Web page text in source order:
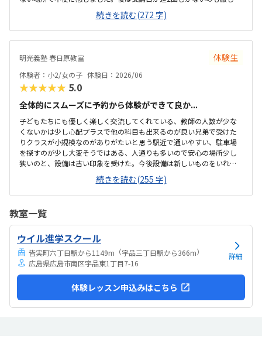
仕切りがあって集中しやすい環境かなと思いました。夜は学習塾なの
で先生の教え方もうまいと思いました。仕方ないとは思いますが、教
材費が高いなと思いました。授業料込みで12分割できたらいいなと思
いました。体験のパズルが楽しくやってました。
続きを読む(272 字)
明光義塾 春日原教室 体験生
体験者：小2/女の子 体験日：2026/06
★★★★★ 5.0
全体的にスムーズに予約から体験ができて良か...
子どもたちにも優しく楽しく交流してくれている、教師の人数が少な
くないかは少し心配プラスで他の科目も出来るのが良い兄弟で受けた
りクラスが小規模なのがありがたいと思う駅近で通いやすい、駐車場
を探すのが少し大変そうではある、人通りも多いので安心の場所少し
狭いのと、設備は古い印象を受けた。今後設備は新しいものをいれて
ほしいと思う。兄弟割引きが無いのが残念。兄弟も一緒に通わせると
親ともしても楽なので、兄弟プランを入れてほしい他の先生の紹介も
あれば良い担当の先生もありがたいが、英語の先生や他の先生も紹介
続きを読む(255 字)
教室一覧
ウイル進学スクール
皆実町六丁目駅から1149m （宇品三丁目駅から366m）
広島県広島市南区宇品東1丁目7-16
詳細
体験レッスン申込みはこちら